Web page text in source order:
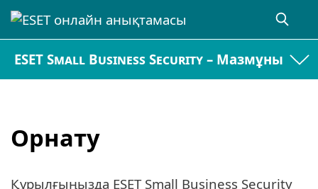
ESET Small Business Security – Мазмұны
Орнату
Құрылғыңызда ESET Small Business Security